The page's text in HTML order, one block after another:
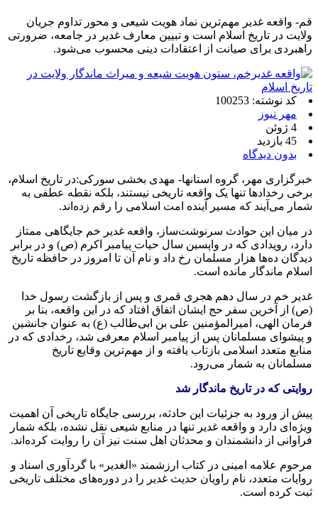
قم- واقعه غدیر مهم‌ترین نماد هویت شیعی و محور تداوم جریان
ولایت در تاریخ اسلام است و تبیین معارف غدیر در جامعه، ضرورتی
راهبردی برای صیانت از اعتقادات دینی محسوب می‌شود.
کد نوشته: 100253
مهر نیوز
4 ژوئن
45 بازدید
بدون دیدگاه
خبرگزاری مهر، گروه استانها- مهدی بخشی سورکی:در تاریخ اسلام،
برخی رخدادها تنها یک واقعه تاریخی نیستند، بلکه نقطه عطفی به
شمار می‌آیند که مسیر آینده امت اسلامی را رقم زده‌اند.
در میان این حوادث سرنوشت‌ساز، واقعه غدیر خم جایگاهی ممتاز
دارد، رویدادی که در واپسین سال حیات پیامبر اکرم (ص) و در برابر
دیدگان ده‌ها هزار مسلمان رخ داد و نام آن تا امروز در حافظه تاریخ
اسلام ماندگار مانده است.
غدیر خم در سال دهم هجری قمری و پس از بازگشت رسول خدا
(ص) از آخرین سفر حج ایشان اتفاق افتاد که در این واقعه، بنا بر
فرمان الهی، امیرالمؤمنین علی بن ابی‌طالب (ع) به عنوان جانشین
و پیشوای مسلمانان پس از پیامبر اسلام معرفی شد، رخدادی که در
منابع متعدد اسلامی بازتاب یافته و از مهم‌ترین وقایع تاریخ
مسلمانان به شمار می‌رود.
روایتی که در تاریخ ماندگار شد
پیش از ورود به جزئیات این حادثه، بررسی جایگاه تاریخی آن اهمیت
ویژه‌ای دارد و واقعه غدیر تنها در منابع شیعی نقل نشده، بلکه شمار
فراوانی از دانشمندان و محدثان اهل سنت نیز آن را روایت کرده‌اند.
مرحوم علامه امینی در کتاب ارزشمند «الغدیر» با گردآوری اسناد و
روایات متعدد، نام راویان حدیث غدیر را در دوره‌های مختلف تاریخی
ثبت کرده است.